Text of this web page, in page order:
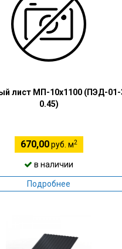
лист МП-10х1100 (ПЭД-01-
0.45)
670,00руб. м2
в наличии
Подробнее